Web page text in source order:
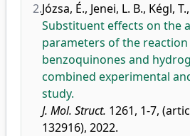
2.Józsa, É., Jenei, L. B., Kégl, T.,
Substituent effects on the
parameters of the reaction
benzoquinones and
combined experimental
study.
J. Mol. Struct. 1261, 1-7,
132916), 2022.